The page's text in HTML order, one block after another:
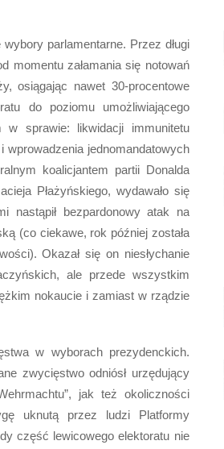
parlamentarne. Przez długi
momentu załamania się notowań
osiągając nawet 30-procentowe
do poziomu umożliwiającego
w sprawie: likwidacji immunitetu
wprowadzenia jednomandatowych
koalicjantem partii Donalda
Płażyńskiego, wydawało się
nastąpił bezpardonowy atak na
(co ciekawe, rok później została
Okazał się on niesłychanie
ale przede wszystkim
nokaucie i zamiast w rządzie
w wyborach prezydenckich.
zwycięstwo odniósł urzędujący
jak też okoliczności
uknutą przez ludzi Platformy
część lewicowego elektoratu nie